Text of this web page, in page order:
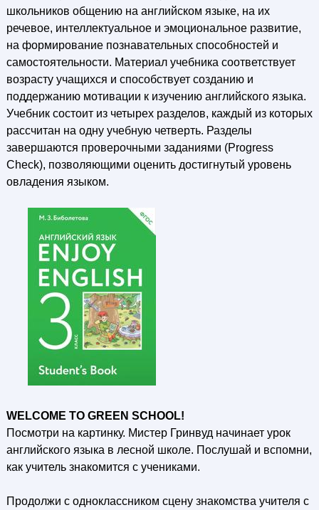
школьников общению на английском языке, на их
речевое, интеллектуальное и эмоциональное развитие,
на формирование познавательных способностей и
самостоятельности. Материал учебника соответствует
возрасту учащихся и способствует созданию и
поддержанию мотивации к изучению английского языка.
Учебник состоит из четырех разделов, каждый из которых
рассчитан на одну учебную четверть. Разделы
завершаются проверочными заданиями (Progress
Check), позволяющими оценить достигнутый уровень
овладения языком.
WELCOME TO GREEN SCHOOL!
Посмотри на картинку. Мистер Гринвуд начинает урок
английского языка в лесной школе. Послушай и вспомни,
как учитель знакомится с учениками.
Продолжи с одноклассником сцену знакомства учителя с